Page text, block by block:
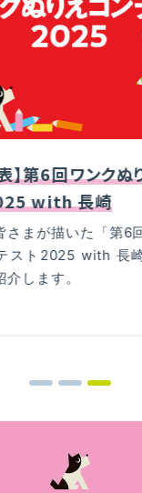
】第6回ワンクぬ
with 長崎
さまが描いた「第6
スト2025 with 長
します。